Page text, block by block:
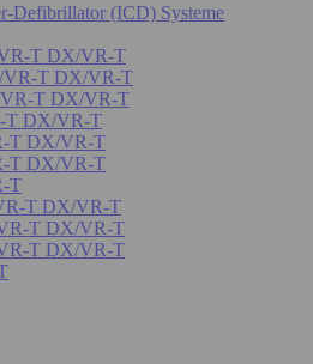
Defibrillator (ICD) Systeme
T DX/VR-T
VR-T DX/VR-T
VR-T DX/VR-T
T DX/VR-T
T DX/VR-T
T DX/VR-T
T
T DX/VR-T
T DX/VR-T
T DX/VR-T